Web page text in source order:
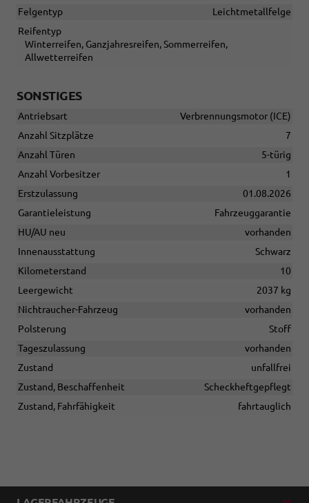
Felgentyp
Leichtmetallfelge
Reifentyp
Winterreifen, Ganzjahresreifen, Sommerreifen,
Allwetterreifen
SONSTIGES
Antriebsart
Verbrennungsmotor (ICE)
Anzahl Sitzplätze
7
Anzahl Türen
5-türig
Anzahl Vorbesitzer
1
Erstzulassung
01.08.2026
Garantieleistung
Fahrzeuggarantie
HU/AU neu
vorhanden
Innenausstattung
Schwarz
Kilometerstand
10
Leergewicht
2037 kg
Nichtraucher-Fahrzeug
vorhanden
Polsterung
Stoff
Tageszulassung
vorhanden
Zustand
unfallfrei
Zustand, Beschaffenheit
Scheckheftgepflegt
Zustand, Fahrfähigkeit
fahrtauglich